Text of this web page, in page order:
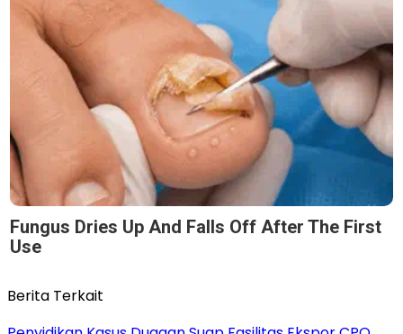
Fungus Dries Up And Falls Off After The First
Use
Berita Terkait